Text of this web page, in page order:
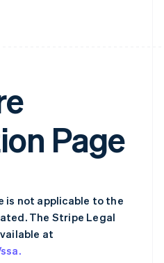
Page
is not applicable to the
The Stripe Legal
at